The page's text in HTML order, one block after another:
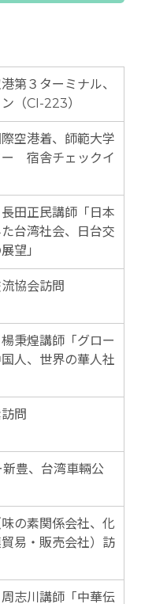
第３ターミナル、
（CI-223）
空港着、師範大学
ー 宿舎チェックイ
田正民講師「日本
台湾社会、日台交
望」
協会訪問
秉煌講師「グロー
人、世界の華人社
問
豊、台湾車輛公
の素関係会社、化
易・販売会社）訪
志川講師「中華伝